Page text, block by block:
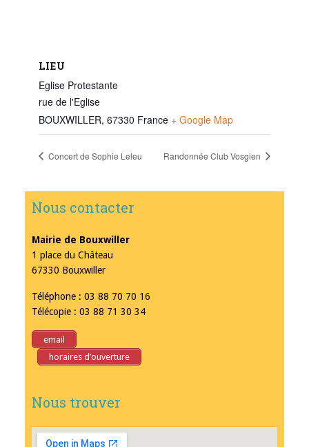
LIEU
Eglise Protestante
rue de l'Eglise
BOUXWILLER, 67330 France + Google Map
Concert de Sophie Leleu Randonnée Club Vosgien
Nous contacter
Mairie de Bouxwiller
1 place du Château
67330 Bouxwiller
Téléphone : 03 88 70 70 16
Télécopie : 03 88 71 30 34
email
horaires d’ouverture
Nous trouver